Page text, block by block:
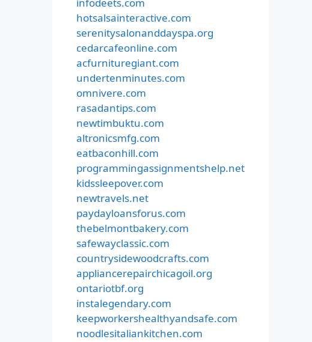
hotsalsainteractive.com
serenitysalonanddayspa.org
cedarcafeonline.com
acfurnituregiant.com
undertenminutes.com
omnivere.com
rasadantips.com
newtimbuktu.com
altronicsmfg.com
eatbaconhill.com
programmingassignmentshelp.net
kidssleepover.com
newtravels.net
paydayloansforus.com
thebelmontbakery.com
safewayclassic.com
countrysidewoodcrafts.com
appliancerepairchicagoil.org
ontariotbf.org
instalegendary.com
keepworkershealthyandsafe.com
noodlesitaliankitchen.com